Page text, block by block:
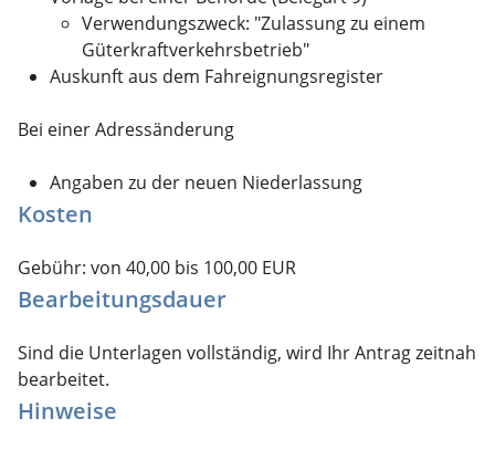
Verwendungszweck: "Zulassung zu einem
Güterkraftverkehrsbetrieb"
Auskunft aus dem Fahreignungsregister
Bei einer Adressänderung
Angaben zu der neuen Niederlassung
Kosten
Gebühr: von 40,00 bis 100,00 EUR
Bearbeitungsdauer
Sind die Unterlagen vollständig, wird Ihr Antrag zeitnah
bearbeitet.
Hinweise